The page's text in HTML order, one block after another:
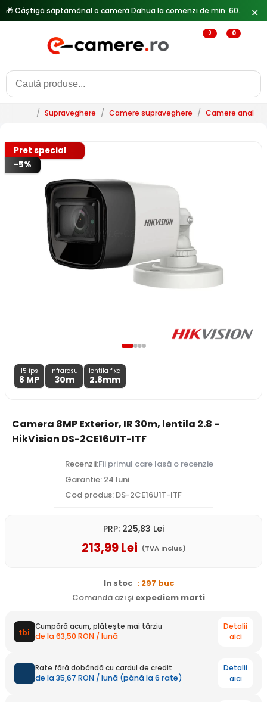
🔥Reduceri de pana la 25% doar in luna iulie → Vezi ofertele
✕
0 0
/ Supraveghere / Camere supraveghere / Camere
Pret special
-5%
15 fps
8 MP
Infrarosu
30m
lentila fixa
2.8mm
Camera 8MP Exterior, IR 30m, lentila 2.8 -
HikVision DS-2CE16U1T-ITF
Recenzii:Fii primul care lasă o recenzie
Garantie: 24 luni
Cod produs: DS-2CE16U1T-ITF
PRP: 225,83 Lei
213,99Lei (TVA inclus)
In stoc : 297 buc
Comandă azi și expediem marti
Cumpără acum, plătește mai târziu
de la 63,50 RON / lună
Detalii
aici
Rate fără dobândă cu cardul de credit
de la 35,67 RON / lună (până la 6 rate)
Detalii
aici